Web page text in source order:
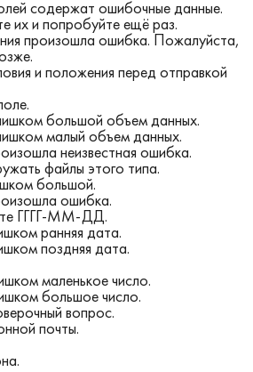
содержат ошибочные данные.
их и попробуйте ещё раз.
произошла ошибка. Пожалуйста,
и положения перед отправкой
большой объем данных.
малый объем данных.
неизвестная ошибка.
файлы этого типа.
большой.
ошибка.
ГГГГ-ММ-ДД.
ранняя дата.
поздняя дата.
маленькое число.
большое число.
вопрос.
почты.